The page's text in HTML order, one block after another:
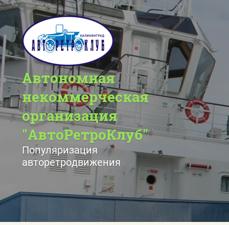
О нас
Творчество
Презентация второго издания
"Железное сердце Кёнигсберга"
Проекты «АвтоРетроКлуба»
Проект "Ретро - молодым"
Автономная
некоммерческая
организация
"АвтоРетроКлуб"
Популяризация
авторетродвижения